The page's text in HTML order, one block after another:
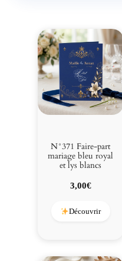
N°371 Faire-part
mariage bleu royal
et lys blancs
3,00€
Découvrir